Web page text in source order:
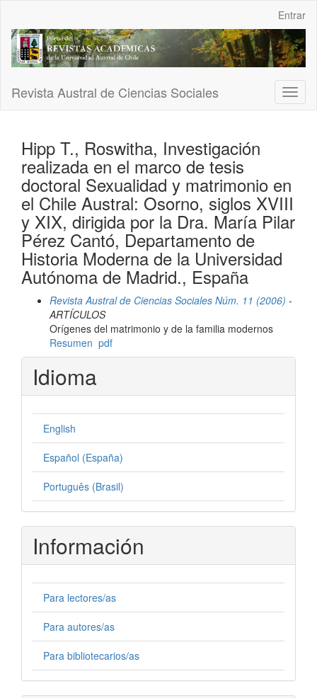
Contenido
principal
Barra
Entrar
Revista Austral de Ciencias Sociales
Hipp T., Roswitha, Investigación
realizada en el marco de tesis
doctoral Sexualidad y matrimonio en
el Chile Austral: Osorno, siglos XVIII
y XIX, dirigida por la Dra. María Pilar
Pérez Cantó, Departamento de
Historia Moderna de la Universidad
Autónoma de Madrid., España
Revista Austral de Ciencias Sociales Núm. 11 (2006) -
ARTÍCULOS
Orígenes del matrimonio y de la familia modernos
Resumen pdf
Idioma
English
Español (España)
Português (Brasil)
Información
Para lectores/as
Para autores/as
Para bibliotecarios/as